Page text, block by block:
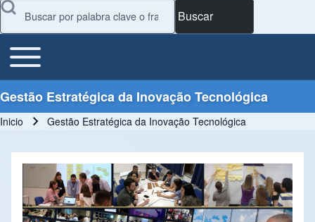
Buscar
Main Menu
Toggle main menu
Gestão Estratégica da Inovação Tecnológica
Inicio Gestão Estratégica da Inovação Tecnológica